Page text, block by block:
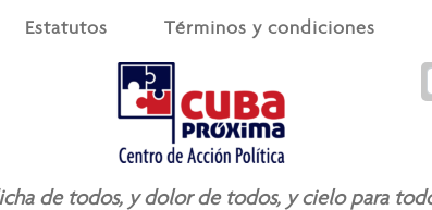
Estatutos Términos y condiciones
de todos, y dolor de todos, y cielo para